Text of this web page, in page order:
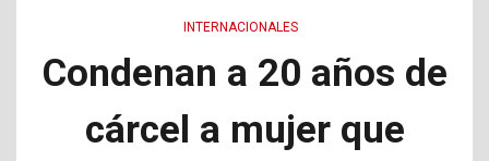
INTERNACIONALES
Condenan a 20 años de
cárcel a mujer que